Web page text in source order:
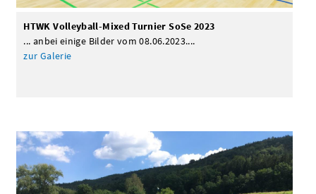
HTWK Volleyball-Mixed Turnier SoSe 2023
... anbei einige Bilder vom 08.06.2023....
zur Galerie